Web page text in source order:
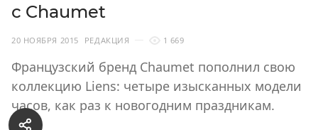
с Chaumet
20 НОЯБРЯ 2015 РЕДАКЦИЯ 1 669
Французский бренд Chaumet пополнил свою
коллекцию Liens: четыре изысканных модели
часов, как раз к новогодним праздникам.